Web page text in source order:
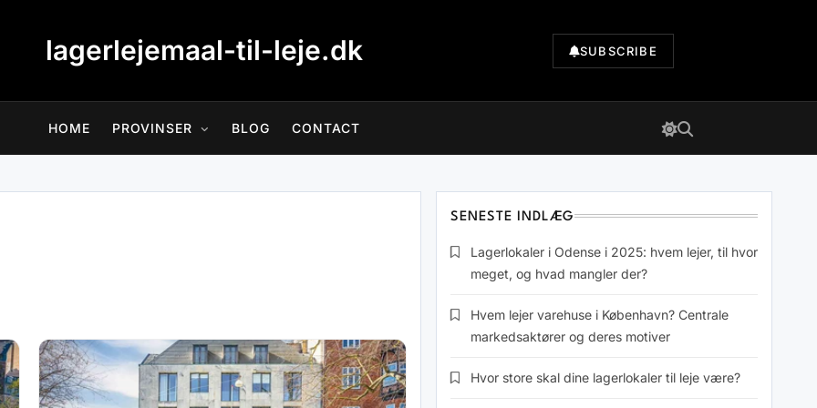
lagerlejemaal-til-leje.dk SUBSCRIBE
HOME PROVINSER BLOG CONTACT
SENESTE INDLÆG
Lagerlokaler i Odense i 2025: hvem lejer, til hvor
meget, og hvad mangler der?
Hvem lejer varehuse i København? Centrale
markedsaktører og deres motiver
Hvor store skal dine lagerlokaler til leje være?